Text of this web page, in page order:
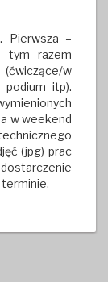
Pierwsza –
tym razem
w
podium itp).
w weekend
(jpg) prac